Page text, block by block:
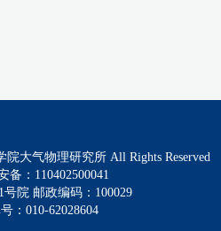
院大气物理研究所 All Rights Reserved
备：110402500041
院 邮政编码：100029
：010-62028604